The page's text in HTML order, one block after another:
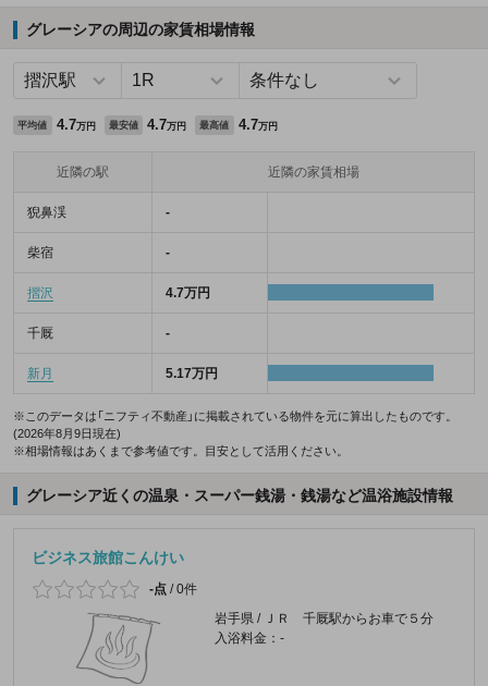
グレーシアの周辺の家賃相場情報
平均値 4.7万円 最安値 4.7万円 最高値 4.7万円
近隣の駅 近隣の家賃相場
猊鼻渓 -
柴宿 -
摺沢 4.7万円
千厩 -
新月 5.17万円
※このデータは「ニフティ不動産」に掲載されている物件を元に算出したものです。
(2026年8月9日現在)
※相場情報はあくまで参考値です。目安として活用ください。
グレーシア近くの温泉・スーパー銭湯・銭湯など温浴施設情報
ビジネス旅館こんけい
-点 /0件
岩手県 / ＪＲ 千厩駅からお車で５分
入浴料金：-